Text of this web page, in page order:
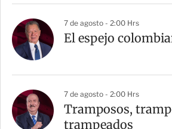
7 de agosto - 2:00 Hrs
El espejo
7 de agosto - 2:00 Hrs
Tramposos,
trampeados